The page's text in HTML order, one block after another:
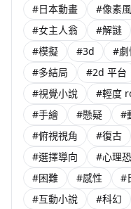
#日本動畫
#像素
#女主人翁
#解謎
#模擬
#3d #劇
#多結局
#2d 平台
#視覺小說
#輕度
#手繪
#懸疑 #
#俯視視角
#復古
#選擇導向
#心理
#困難
#感性 #
#互動小說
#科幻